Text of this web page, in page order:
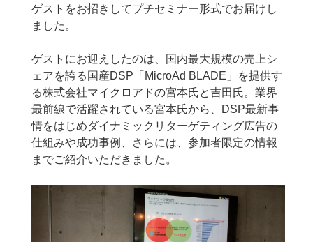
ゲストをお招きしてプチセミナー形式でお届けし
ました。
ゲストにお迎えしたのは、国内最大規模の売上シ
ェアを誇る国産DSP「MicroAd BLADE」を提供す
る株式会社マイクロアドの宮本氏と吉田氏。業界
最前線で活躍されている宮本氏から、DSP最新事
情をはじめダイナミックリターゲティング広告の
仕組みや成功事例、さらには、参加者限定の情報
までご紹介いただきました。